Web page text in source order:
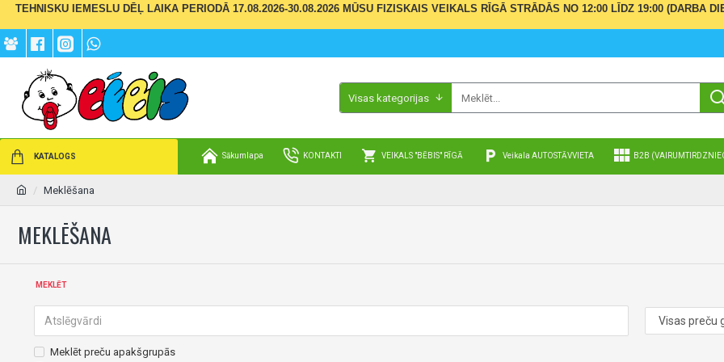
TEHNISKU IEMESLU DĒĻ LAIKA PERIODĀ 17.08.2026-30.08.2026 MŪSU FIZISKAIS VEIKALS RĪGĀ STRĀDĀS NO 12:00 LĪDZ 19:00 (DARBA
Visas kategorijas
KATALOGS Sākumlapa KONTAKTI VEIKALS "BĒBIS" RĪGĀ Veikala AUTOSTĀVVIETA B2B
Meklēšana
MEKLĒŠANA
MEKLĒT
Meklēt preču apakšgrupās